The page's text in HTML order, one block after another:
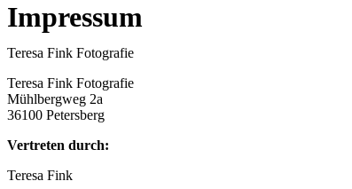
Impressum
Teresa Fink Fotografie
Teresa Fink Fotografie
Mühlbergweg 2a
36100 Petersberg
Vertreten durch:
Teresa Fink